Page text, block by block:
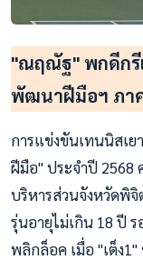
"ณฤณัฐ" พกดีกรี
พัฒนาฝีมือฯ ภา
การแข่งขันเทนนิสเ
ฝีมือ" ประจำปี 2568
บริหารส่วนจังหวัดพิจิ
รุ่นอายุไม่เกิน 18 ปี
พลิกล็อค เมื่อ "เต็ง